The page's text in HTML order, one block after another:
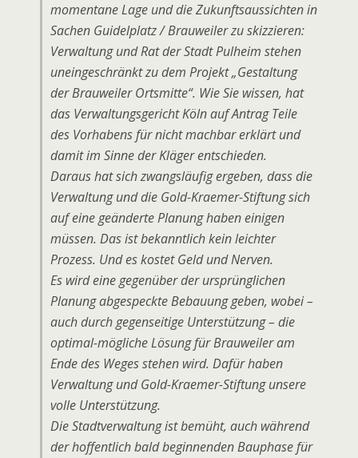
momentane Lage und die Zukunftsaussichten in
Sachen Guidelplatz / Brauweiler zu skizzieren:
Verwaltung und Rat der Stadt Pulheim stehen
uneingeschränkt zu dem Projekt „Gestaltung
der Brauweiler Ortsmitte“. Wie Sie wissen, hat
das Verwaltungsgericht Köln auf Antrag Teile
des Vorhabens für nicht machbar erklärt und
damit im Sinne der Kläger entschieden.
Daraus hat sich zwangsläufig ergeben, dass die
Verwaltung und die Gold-Kraemer-Stiftung sich
auf eine geänderte Planung haben einigen
müssen. Das ist bekanntlich kein leichter
Prozess. Und es kostet Geld und Nerven.
Es wird eine gegenüber der ursprünglichen
Planung abgespeckte Bebauung geben, wobei –
auch durch gegenseitige Unterstützung – die
optimal-mögliche Lösung für Brauweiler am
Ende des Weges stehen wird. Dafür haben
Verwaltung und Gold-Kraemer-Stiftung unsere
volle Unterstützung.
Die Stadtverwaltung ist bemüht, auch während
der hoffentlich bald beginnenden Bauphase für